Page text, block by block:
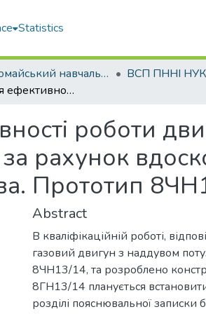
Statistics
Первомайський навчально-науковий інститут НУК ім. адм. Макарова (ПННІ НУК)
Підвищення ефективності роботи двигуна транспортного засобу, потужністю 255 кВт, за рахунок вдосконалення конструкції поршня при зміні виду палива. Прототип 8ЧН13/14.
роботи
рахунок
Прототип
Abstract
В кваліфікаційній роботі,
газовий двигун з наддувом
8ЧН13/14, та розроблено
8ГН13/14 планується
розділі пояснювальної